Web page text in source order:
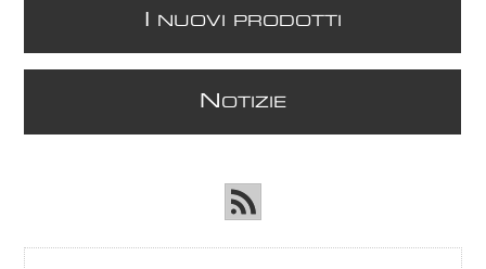
NUOVI PRODOTTI
N OTIZIE